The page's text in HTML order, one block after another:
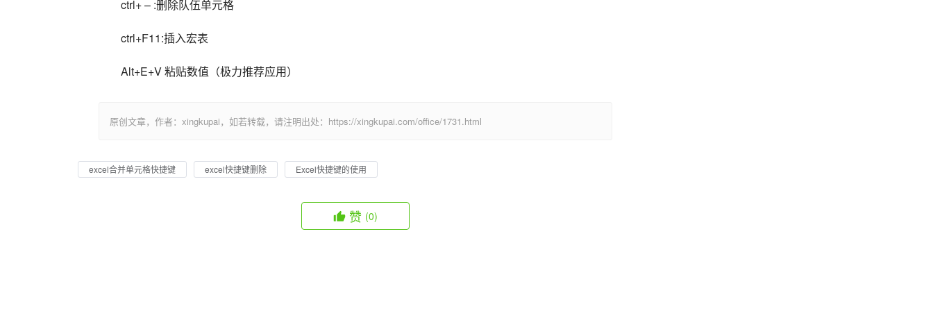
ctrl+ – :删除队伍单元格
ctrl+F11:插入宏表
Alt+E+V 粘贴数值（极力推荐应用）
原创文章，作者：xingkupai，如若转载，请注明出处：https://xingkupai.com/office/1731.html
excel合并单元格快捷键 excel快捷键删除 Excel快捷键的使用
赞 (0)